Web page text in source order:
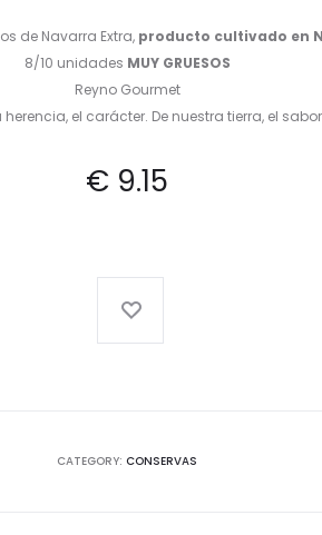
de Navarra Extra, producto cultivado en
8/10 unidades MUY GRUESOS
Reyno Gourmet
herencia, el carácter. De nuestra tierra, el
€ 9.15
CATEGORY: CONSERVAS